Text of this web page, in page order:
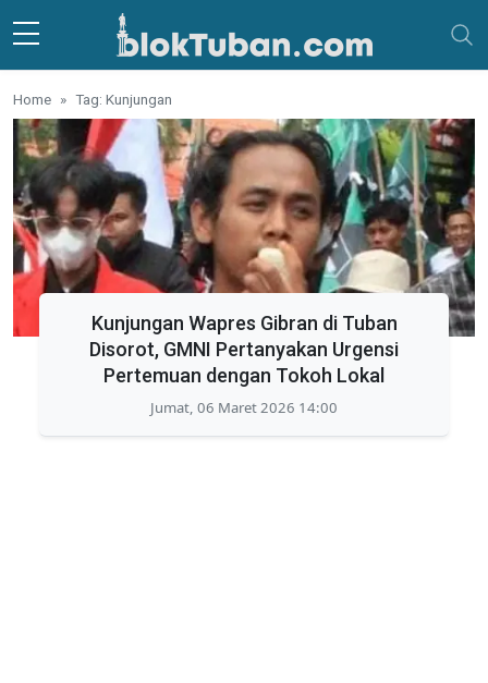
Skip to main content
Home Tag: Kunjungan
Kunjungan Wapres Gibran di Tuban
Disorot, GMNI Pertanyakan Urgensi
Pertemuan dengan Tokoh Lokal
Jumat, 06 Maret 2026 14:00